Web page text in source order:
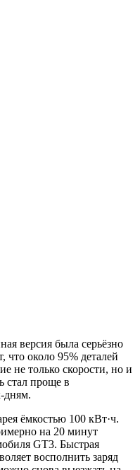
версия была серьёзно
что около 95% деталей
не только скорости, но и
стал проще в
дням.
ёмкостью 100 кВт·ч.
на 20 минут
GT3. Быстрая
восполнить заряд